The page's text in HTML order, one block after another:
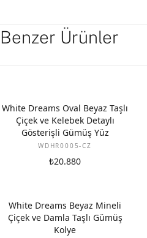
Benzer Ürünler
White Dreams Oval Beyaz Taşlı
Çiçek ve Kelebek Detaylı
Gösterişli Gümüş Yüz
WDHR0005-CZ
₺20.880
White Dreams Beyaz Mineli
Çiçek ve Damla Taşlı Gümüş
Kolye